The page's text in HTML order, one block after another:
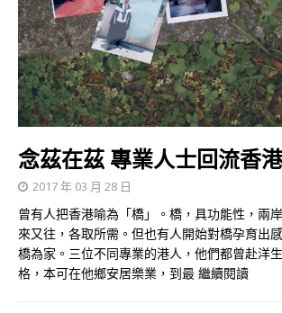
念茲在茲 專業人士回流香港
2017 年 03 月 28 日
曾有人把香港喻為「橋」。橋，具功能性，兩
來又往，各取所需。但也有人開始對橋孕育出
橋為家。三位不同專業的港人，他們都曾赴洋
格，本可在他鄉安居樂業，到最 繼續閱讀